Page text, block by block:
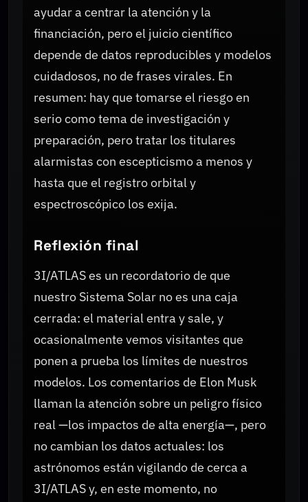
ayudar a centrar la atención y la
financiación, pero el juicio científico
depende de datos reproducibles y modelos
cuidadosos, no de frases virales. En
resumen: hay que tomarse el riesgo en
serio como tema de investigación y
preparación, pero tratar los titulares
alarmistas con escepticismo a menos y
hasta que el registro orbital y
espectroscópico los exija.
Reflexión final
3I/ATLAS es un recordatorio de que
nuestro Sistema Solar no es una caja
cerrada: el material entra y sale, y
ocasionalmente vemos visitantes que
ponen a prueba los límites de nuestros
modelos. Los comentarios de Elon Musk
llaman la atención sobre un peligro físico
real —los impactos de alta energía—, pero
no cambian los datos actuales: los
astrónomos están vigilando de cerca a
3I/ATLAS y, en este momento, no